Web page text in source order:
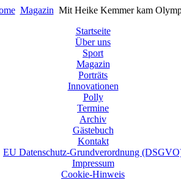
Magazin Mit Heike Kemmer kam
Startseite
Über uns
Sport
Magazin
Porträts
Innovationen
Polly
Termine
Archiv
Gästebuch
Kontakt
EU Datenschutz-Grundverordnung
Impressum
Cookie-Hinweis